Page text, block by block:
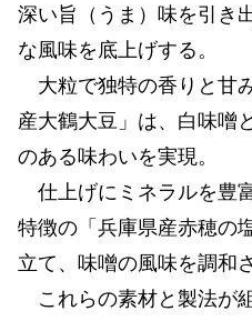
深い旨（うま）味を引き
な風味を底上げする。
大粒で独特の香りと甘
産大鶴大豆」は、白味噌
のある味わいを実現。
仕上げにミネラルを豊
特徴の「兵庫県産赤穂の
立て、味噌の風味を調和
これらの素材と製法が